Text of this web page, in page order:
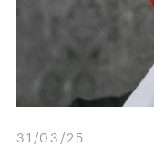
31/03/25